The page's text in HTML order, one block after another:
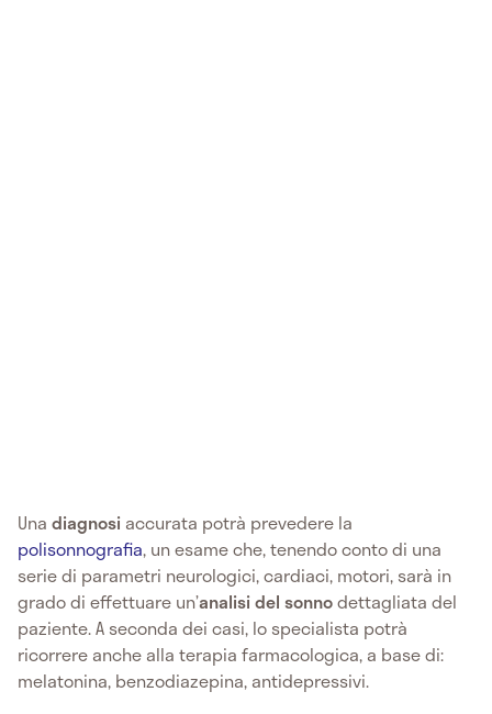
Una diagnosi accurata potrà prevedere la
polisonnografia, un esame che, tenendo conto di una
serie di parametri neurologici, cardiaci, motori, sarà in
grado di effettuare un’analisi del sonnodettagliata del
paziente. A seconda dei casi, lo specialista potrà
ricorrere anche alla terapia farmacologica, a base di:
melatonina, benzodiazepina, antidepressivi.